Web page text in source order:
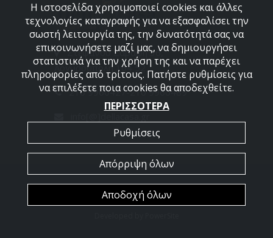
Στεφάνου Σαράφη 36,
Αργυρούπολη 164 52
210 9960427-210 9960489
2026 @ All Rights Reserved - Dellacasa
Η ιστοσελίδα χρησιμοποιεί cookies και άλλες
τεχνολογίες καταγραφής για να εξασφαλίσει την
σωστή λειτουργία της, την δυνατότητά σας να
επικοινωνήσετε μαζί μας, να δημιουργήσει
στατιστικά για την χρήση της και να παρέχει
πληροφορίες από τρίτους. Πατήστε ρυθμίσεις για
να επιλέξετε ποια cookies θα αποδεχθείτε.
ΠΕΡΙΣΣΟΤΕΡΑ
Ρυθμίσεις
Απόρριψη όλων
Αποδοχή όλων